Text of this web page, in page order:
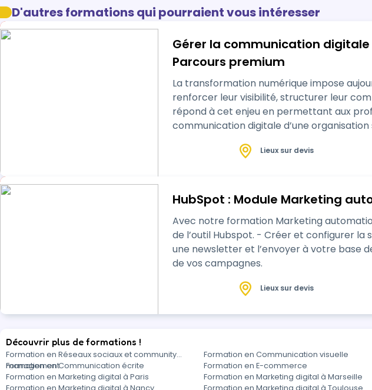
D'autres formations qui pourraient vous intéresser
Gérer la communication digitale
Parcours premium
La transformation numérique impose
renforcer leur visibilité, structurer leur
répond à cet enjeu en permettant aux
communication digitale d’une organisation sur les
Lieux sur devis
HubSpot : Module Marketing
Avec notre formation Marketing automation Hubspot,
de l’outil Hubspot. - Créer et configurer
une newsletter et l’envoyer à votre base
de vos campagnes.
Lieux sur devis
Découvrir plus de formations !
Formation en Réseaux sociaux et community
management
Formation en Communication visuelle
Formation en Communication écrite
Formation en E-commerce
Formation en Marketing digital à Paris
Formation en Marketing digital à Marseille
Formation en Marketing digital à Nancy
Formation en Marketing digital à Toulouse